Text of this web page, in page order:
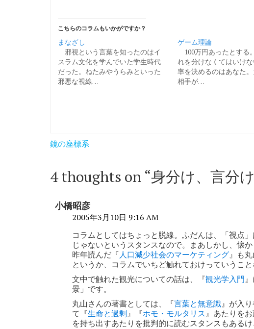
こちらのコラムもいかがですか？
まなざし
邪視という言葉を知ったのはイ
スラム文化を学んでいた学生時代
だった。ねたみやうらみといった
邪悪な視線…
ゲーム理論
100万円あったとする
れを分けなくてはいけ
率を決めるのはあなた。
相手が…
投
ナ
ゲ
鏡の座標系
4 thoughts on “身分け、言分け
小橋昭彦
2005年3月10日 9:16 AM
コラムとしてはちょっと脱線。ふだんは、「視点
じゃないというスタンスなので。まあしかし、懐
昨年読んだ『人口減少社会のマーケティング』も
というか、コラムでいちど触れておけっていうこと
文中で触れた観光についての話は、『観光学入門
景」です。
丸山さんの著書としては、『言葉と無意識』が入
て『生命と過剰』『ホモ・モルタリス』あたりを
を持ち出すあたりを批判的に読むスタンスもある